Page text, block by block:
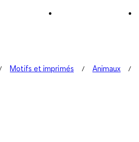
Motifs et imprimés Animaux